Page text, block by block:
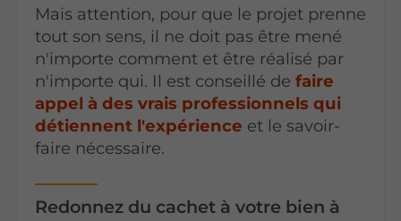
Mais attention, pour que le projet prenne
tout son sens, il ne doit pas être mené
n'importe comment et être réalisé par
n'importe qui. Il est conseillé de faire
appel à des vrais professionnels qui
détiennent l'expérience et le savoir-
faire nécessaire.
Redonnez du cachet à votre bien à